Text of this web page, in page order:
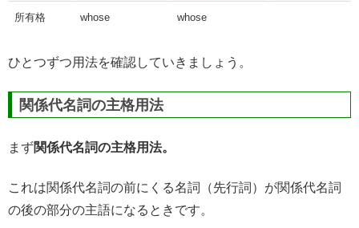
所有格 whose whose
ひとつずつ用法を確認していきましょう。
関係代名詞の主格用法
まず関係代名詞の主格用法。
これは関係代名詞の前にくる名詞（先行詞）が関係代名詞
の後の部分の主語になるときです。